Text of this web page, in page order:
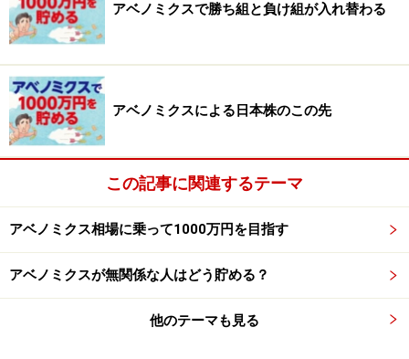
TPPも今後交渉がどう進展していくか見えにくい。夢を
買いたいという人はいいでしょうが、ともに投資先とし
てはまだ様子を見た方が賢明でしょう」
アベノミクスで勝ち組と負け組が入れ替わる
アベノミクスによる日本株のこの先
この記事に関連するテーマ
アベノミクス相場に乗って1000万円を目指す
アベノミクスが無関係な人はどう貯める？
他のテーマも見る